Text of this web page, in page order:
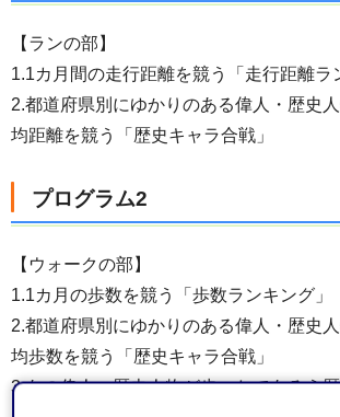
【ランの部】
1.1カ月間の走行距離を競う「走行距離ラ
2.都道府県別にゆかりのある偉人・歴史
均距離を競う「歴史キャラ合戦」
プログラム2
【ウォークの部】
1.1カ月の歩数を競う「歩数ランキング」
2.都道府県別にゆかりのある偉人・歴史
均歩数を競う「歴史キャラ合戦」
3.あの偉人・歴史人物が歩いたであろう